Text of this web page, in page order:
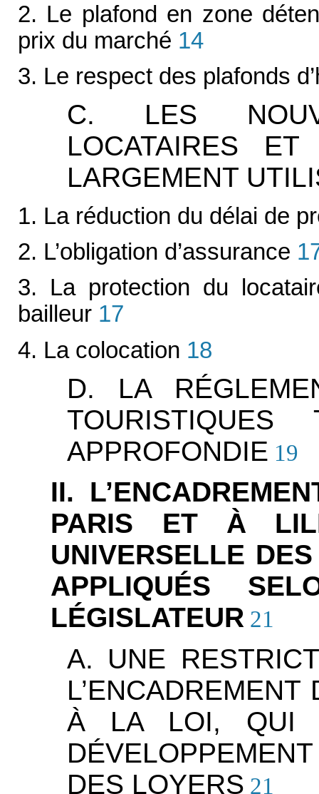
2. Le plafond en zone
prix du marché 14
3. Le respect des plafonds
C. LES
LOCATAIRES
LARGEMENT
1. La réduction du délai de
2. L’obligation d’assurance
3. La protection du
bailleur17
4. La colocation 18
D. LA
APPROFONDIE 19
II.
PARIS ET À
UNIVERSELLE
APPLIQUÉS
LÉGISLATEUR 21
A. UNE
À LA LOI, QUI
DES LOYERS 21